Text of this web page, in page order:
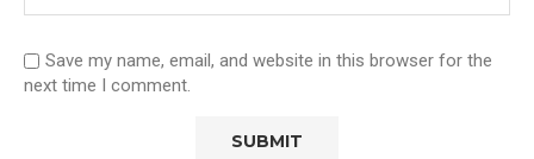
Save my name, email, and website in this browser for the
next time I comment.